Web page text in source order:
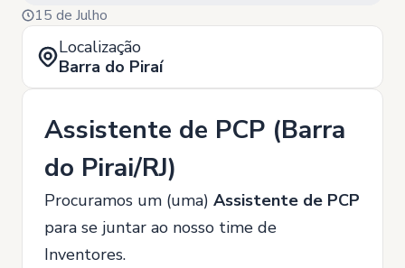
15 de Julho
Localização
Barra do Piraí
Assistente de PCP (Barra
do Pirai/RJ)
Procuramos um (uma) Assistente de PCP
para se juntar ao nosso time de
Inventores.